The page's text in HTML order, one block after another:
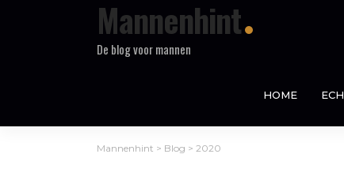
Mannenhint
De blog voor mannen
HOME
Mannenhint > Blog > 2020